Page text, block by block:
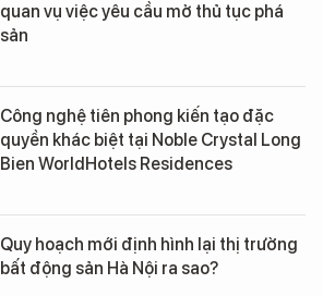
quan vụ việc yêu cầu mở thủ tục phá
sản
Công nghệ tiên phong kiến tạo đặc
quyền khác biệt tại Noble Crystal Long
Bien WorldHotels Residences
Quy hoạch mới định hình lại thị trường
bất động sản Hà Nội ra sao?